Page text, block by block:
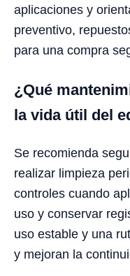
aplicaciones y
preventivo,
para una compra
¿Qué
la vida útil del
Se recomienda
realizar limpieza
controles cuando
uso y conservar
uso estable y una
y mejoran la